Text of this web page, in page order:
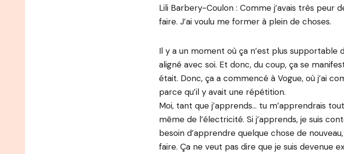
Lili Barbery-Coulon : Comme j’avais très peur
faire. J’ai voulu me former à plein de choses.
Il y a un moment où ça n’est plus supportable
aligné avec soi. Et donc, du coup, ça se
était. Donc, ça a commencé à Vogue, où j’ai
parce qu’il y avait une répétition.
Moi, tant que j’apprends… tu m’apprendrais
même de l’électricité. Si j’apprends, je suis
besoin d’apprendre quelque chose de
faire. Ça ne veut pas dire que je suis devenue